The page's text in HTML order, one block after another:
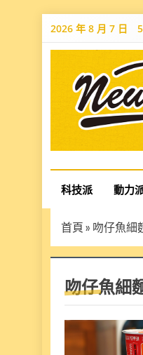
Skip
2026 年 8 月 7 日
最有料的新聞
科技派 動力
首頁 » 吻仔魚細
吻仔魚細